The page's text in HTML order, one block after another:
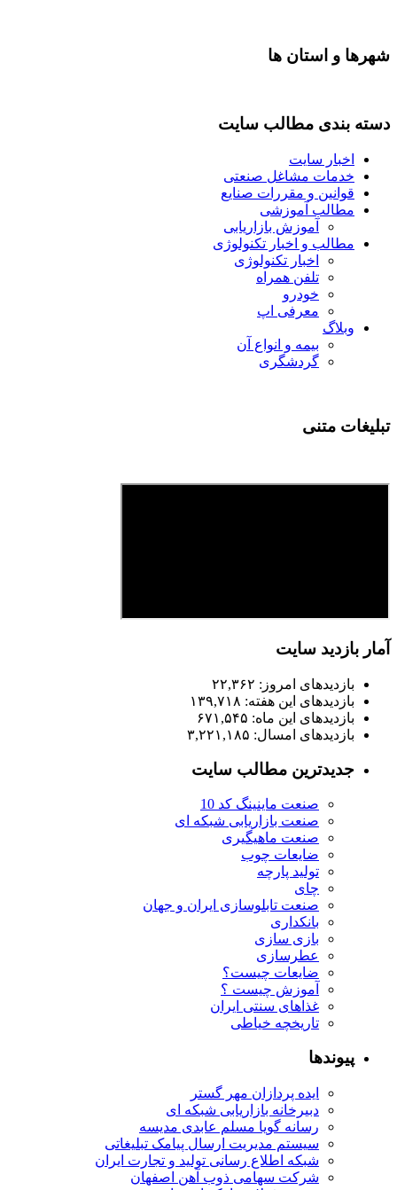
شهرها و استان ها
دسته بندی مطالب سایت
اخبار سایت
خدمات مشاغل صنعتی
قوانین و مقررات صنایع
مطالب آموزشی
آموزش بازاریابی
مطالب و اخبار تکنولوژی
اخبار تکنولوژی
تلفن همراه
خودرو
معرفی اپ
وبلاگ
بیمه و انواع آن
گردشگری
تبلیغات متنی
آمار بازدید سایت
بازدیدهای امروز: ۲۲,۳۶۲
بازدیدهای این هفته: ۱۳۹,۷۱۸
بازدیدهای این ماه: ۶۷۱,۵۴۵
بازدیدهای امسال: ۳,۲۲۱,۱۸۵
جدیدترین مطالب سایت
صنعت ماینینگ کد 10
صنعت بازاریابی شبکه ای
صنعت ماهیگیری
ضایعات چوب
تولید پارچه
چای
صنعت تابلوسازی ایران و جهان
بانکداری
بازی سازی
عطرسازی
ضایعات چیست؟
آموزش چیست ؟
غذاهای سنتی ایران
تاریخچه خیاطی
پیوندها
ایده پردازان مهر گستر
دبیرخانه بازاریابی شبکه ای
رسانه گویا مسلم عابدی مدیسه
سیستم مدیریت ارسال پیامک تبلیغاتی
شبکه اطلاع رسانی تولید و تجارت ایران
شرکت سهامی ذوب آهن اصفهان